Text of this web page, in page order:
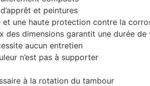
et peintures
une haute protection contre la
dimensions garantit une durée
aucun entretien
n’est pas à supporter
à la rotation du tambour